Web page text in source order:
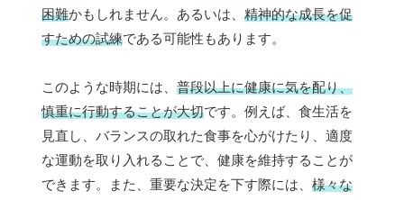
困難かもしれません。あるいは、 精神的な成長を促
すための試練である可能性もあります。
このような時期には、 普段以上に健康に気を配り、
慎重に行動することが大切です。例えば、食生活を
見直し、バランスの取れた食事を心がけたり、適度
な運動を取り入れることで、健康を維持することが
できます。また、重要な決定を下す際には、 様々な